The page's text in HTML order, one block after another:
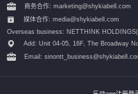
商务合作: marketing@shykiabell.com
媒体合作: media@shykiabell.com
Overseas business: NETTHINK
Add: Unit 04-05, 16F, The Broadway
Email: